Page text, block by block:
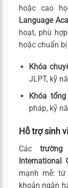
hoặc cao
Language
hoạt, phù
hoặc chuẩn
Khóa
JLPT, kỹ
Khóa tổng
pháp, kỹ
Hỗ trợ sinh
Các
International
mạnh mẽ:
khoản ngân